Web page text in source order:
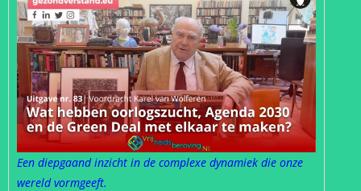
Een diepgaand inzicht in de complexe dynamiek die onze
wereld vormgeeft.